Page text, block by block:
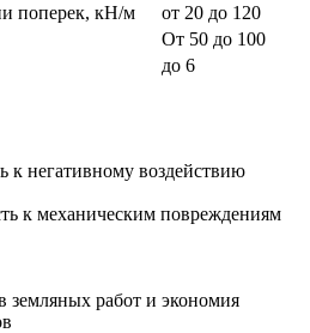
поперек, кН/м
от 20 до 120
От 50 до 100
до 6
к негативному воздействию
к механическим повреждениям
земляных работ и экономия